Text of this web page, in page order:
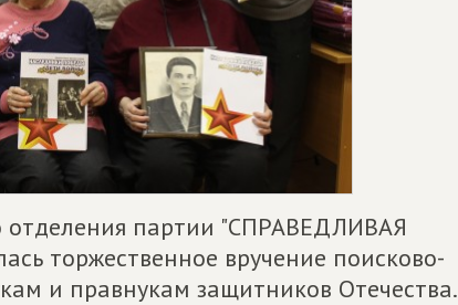
отделения партии "СПРАВЕДЛИВАЯ
торжественное вручение поисково-
и правнукам защитников Отечества.